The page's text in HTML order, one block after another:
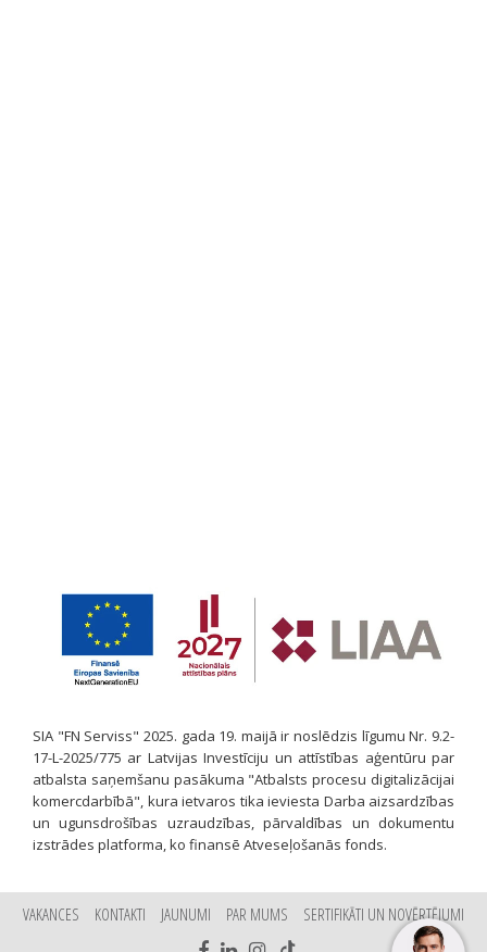
SIA "FN Serviss" 2025. gada 19. maijā ir noslēdzis līgumu Nr. 9.2-
17-L-2025/775 ar Latvijas Investīciju un attīstības aģentūru par
atbalsta saņemšanu pasākuma "Atbalsts procesu digitalizācijai
komercdarbībā", kura ietvaros tika ieviesta Darba aizsardzības
un ugunsdrošības uzraudzības, pārvaldības un dokumentu
izstrādes platforma, ko finansē Atveseļošanās fonds.
VAKANCES KONTAKTI JAUNUMI PAR MUMS SERTIFIKĀTI UN NOVĒRTĒJUMI